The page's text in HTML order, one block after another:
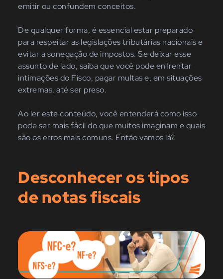
emitir ou confundem conceitos.
De qualquer forma, é essencial estar preparado
para respeitar as legislações tributárias nacionais e
evitar a sonegação de impostos. Se deixar esse
assunto de lado, saiba que você pode enfrentar
intimações do Fisco, pagar multas e, em situações
extremas, até ser preso.
Ao ler este conteúdo, você entenderá como isso
pode ser mais fácil do que muitos imaginam e quais
são os erros mais comuns. Então vamos lá?
Desconhecer os tipos
de notas fiscais